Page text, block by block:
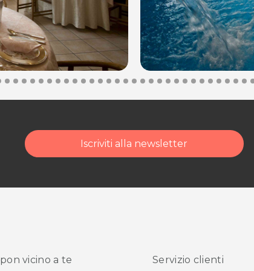
scrivi aposta@espevia.it.
Iscriviti alla newsletter
vicino a te Servizio clienti